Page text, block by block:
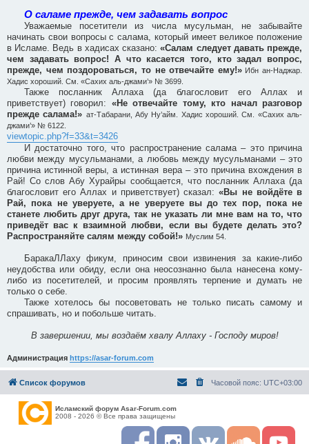
О саламе прежде, чем задавать вопрос
Уважаемые посетители из числа мусульман, не забывайте
начинать свои вопросы с салама, который имеет великое положение
в Исламе. Ведь в хадисах сказано:«Салам следует давать прежде,
чем задавать вопрос! А что касается того, кто задал вопрос,
прежде, чем поздороваться, то не отвечайте ему!»Ибн ан-Наджар.
Хадис хороший. См. «Сахих аль-джами’» № 3699.
Также посланник Аллаха (да благословит его Аллах и
приветствует) говорил: «Не отвечайте тому, кто начал разговор
прежде салама!» ат-Табарани, Абу Ну’айм. Хадис хороший. См. «Сахих аль-
джами’» № 6122.
viewtopic.php?f=33&t=3426
И достаточно того, что распространение салама – это причина
любви между мусульманами, а любовь между мусульманами – это
причина истинной веры, а истинная вера – это причина вхождения в
Рай! Со слов Абу Хурайры сообщается, что посланник Аллаха (да
благословит его Аллах и приветствует) сказал:«Вы не войдёте в
Рай, пока не уверуете, а не уверуете вы до тех пор, пока не
станете любить друг друга, так не указать ли мне вам на то, что
приведёт вас к взаимной любви, если вы будете делать это?
Распространяйте салям между собой!» Муслим 54.
БаракаЛЛаху фикум, приносим свои извинения за какие-либо
неудобства или обиду, если она неосознанно была нанесена кому-
либо из посетителей, и просим проявлять терпение и думать не
только о себе.
Также хотелось бы посоветовать не только писать самому и
спрашивать, но и побольше читать.
В завершении, мы воздаём хвалу Аллаху - Господу миров!
Администрация https://asar-forum.com
Список форумов Часовой пояс: UTC+03:00
Исламский форум Asar-Forum.com
2008 - 2026 © Все права защищены